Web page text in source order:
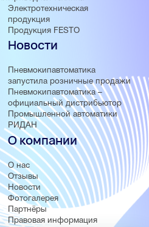
Электротехническая
продукция
Продукция FESTO
Новости
Пневмокипавтоматика
запустила розничные продажи
Пневмокипавтоматика –
официальный дистрибьютор
Промышленной автоматики
РИДАН
О компании
О нас
Отзывы
Новости
Фотогалерея
Партнёры
Правовая информация